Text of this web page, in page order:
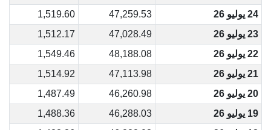
24 يوليو 26
47,259.53
1,519.60
23 يوليو 26
47,028.49
1,512.17
22 يوليو 26
48,188.08
1,549.46
21 يوليو 26
47,113.98
1,514.92
20 يوليو 26
46,260.98
1,487.49
19 يوليو 26
46,288.03
1,488.36